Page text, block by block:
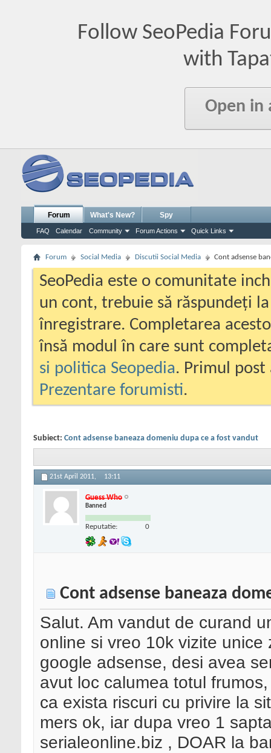
Follow SeoPedia
with
Open in
Forum
FAQ Calendar Community Forum Actions Quick Links
What's New? Spy
Forum Social Media Discutii Social Media Cont adsense
SeoPedia este o comunitate
un cont, trebuie să răspundeți
înregistrare. Completarea
însă modul în care sunt
si politica Seopedia. Primul
Prezentare forumisti.
Subiect: Cont adsense baneaza domeniu dupa ce a fost vandut
21st April 2011, 13:11
Guess Who
Banned
Reputatie: 0
Cont adsense baneaza
Salut. Am vandut de curand
online si vreo 10k vizite unice
google adsense, desi avea
avut loc calumea totul
ca exista riscuri cu privire la
mers ok, iar dupa vreo 1
serialeonline.biz , DOAR la